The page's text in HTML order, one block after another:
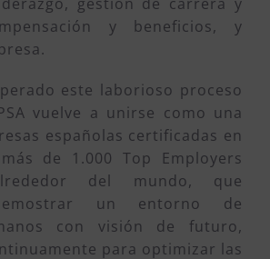
y beneficios, y
este laborioso proceso
vuelve a unirse como una
españolas certificadas en
de 1.000 Top Employers
del mundo, que
un entorno de
con visión de futuro,
para optimizar las